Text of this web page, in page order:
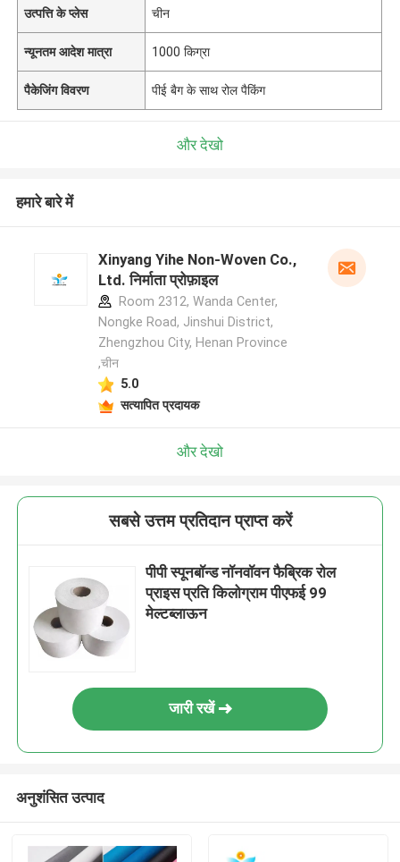
उत्पत्ति के प्लेस चीन
न्यूनतम आदेश मात्रा 1000 किग्रा
पैकेजिंग विवरण पीई बैग के साथ रोल पैकिंग
और देखो
हमारे बारे में
Xinyang Yihe Non-Woven Co.,
Ltd. निर्माता प्रोफ़ाइल
Room 2312, Wanda Center,
Nongke Road, Jinshui District,
Zhengzhou City, Henan Province
,चीन
5.0
सत्यापित प्रदायक
और देखो
सबसे उत्तम प्रतिदान प्राप्त करें
पीपी स्पूनबॉन्ड नॉनवॉवन फैब्रिक रोल
प्राइस प्रति किलोग्राम पीएफई 99
मेल्टब्लाऊन
जारी रखें
अनुशंसित उत्पाद